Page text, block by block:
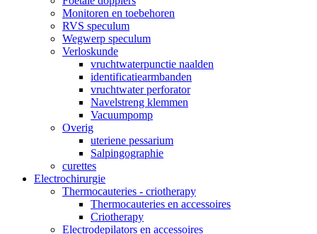
Monitoren en toebehoren
RVS speculum
Wegwerp speculum
Verloskunde
vruchtwaterpunctie naalden
identificatiearmbanden
vruchtwater perforator
Navelstreng klemmen
Vacuumpomp
Overig
uteriene pessarium
Salpingographie
curettes
Electrochirurgie
Thermocauteries - criotherapy
Thermocauteries en accessoires
Criotherapy
Electrodepilators en accessoires